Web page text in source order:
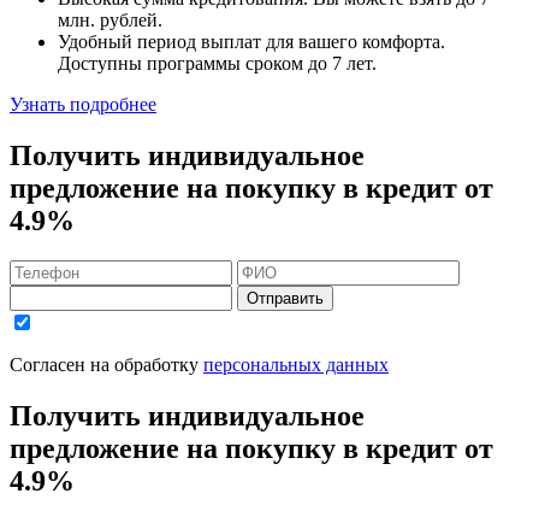
млн. рублей.
Удобный период выплат для вашего комфорта.
Доступны программы сроком до 7 лет.
Узнать подробнее
Получить индивидуальное
предложение на покупку в кредит от
4.9%
Отправить
Согласен на обработку персональных данных
Получить индивидуальное
предложение на покупку в кредит от
4.9%